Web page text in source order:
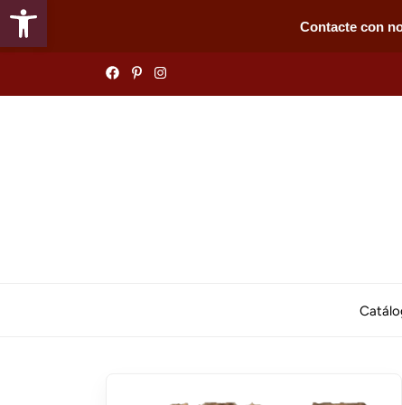
Abrir barra de herramientas
Contacte con